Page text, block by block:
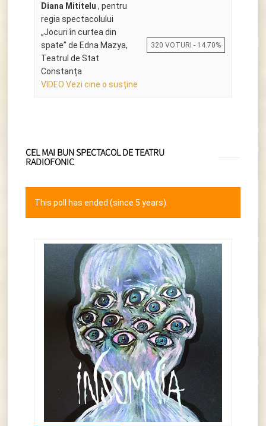
Diana Mititelu , pentru
regia spectacolului
„Jocuri în curtea din
spate” de Edna Mazya,
Teatrul de Stat
Constanța
VIDEO Vezi cine o susține
320 VOTURI - 14.70%
CEL MAI BUN SPECTACOL DE TEATRU
RADIOFONIC
This poll has ended (since 5 years).